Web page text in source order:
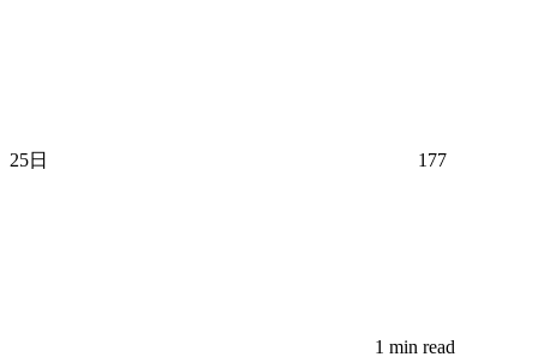
25日 177
1 min read